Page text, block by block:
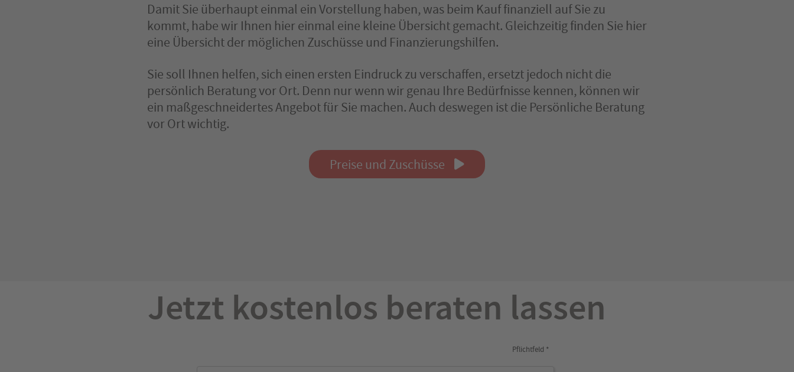
Damit Sie überhaupt einmal ein Vorstellung haben, was beim Kauf finanziell auf Sie zu
kommt, habe wir Ihnen hier einmal eine kleine Übersicht gemacht. Gleichzeitig finden Sie hier
eine Übersicht der möglichen Zuschüsse und Finanzierungshilfen.
Sie soll Ihnen helfen, sich einen ersten Eindruck zu verschaffen, ersetzt jedoch nicht die
persönlich Beratung vor Ort. Denn nur wenn wir genau Ihre Bedürfnisse kennen, können wir
ein maßgeschneidertes Angebot für Sie machen. Auch deswegen ist die Persönliche Beratung
vor Ort wichtig.
Preise und Zuschüsse
Jetzt kostenlos beraten lassen
Pflichtfeld *